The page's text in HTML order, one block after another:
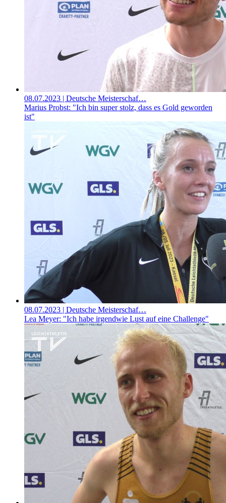
08.07.2023 | Deutsche Meisterschaf…
Marius Probst: "Ich bin super stolz, dass es Gold geworden
ist"
08.07.2023 | Deutsche Meisterschaf…
Lea Meyer: "Ich habe irgendwie Lust auf eine Challenge"